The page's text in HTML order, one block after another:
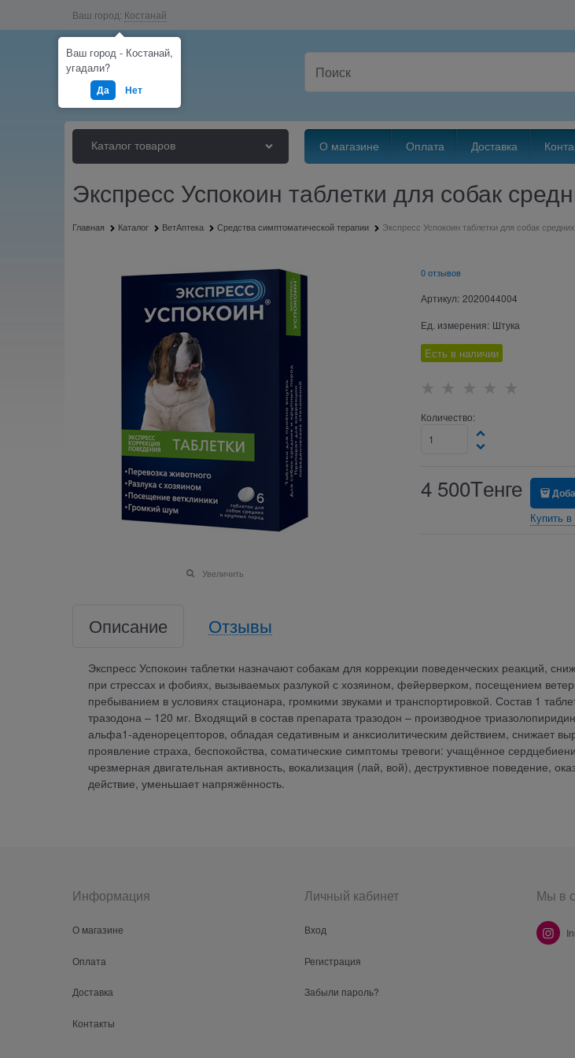
Ваш город: Костанай
Каталог товаров О магазине Оплата Доставка
Экспресс Успокоин таблетки для собак
Главная Каталог ВетАптека Средства симптоматической терапии Экспресс Успокоин таблетки для собак
Увеличить
0 отзывов
Артикул: 2020044004
Ед. измерения: Штука
Есть в наличии
Количество:
4 500Tенге
Купить
Описание Отзывы
Экспресс Успокоин таблетки назначают собакам для коррекции поведенческих реакций,
при стрессах и фобиях, вызываемых разлукой с хозяином, фейерверком, посещением
пребыванием в условиях стационара, громкими звуками и транспортировкой. Состав 1
тразодона – 120 мг. Входящий в состав препарата тразодон – производное
альфа1-аденорецепторов, обладая седативным и анксиолитическим действием, снижает
проявление страха, беспокойства, соматические симптомы тревоги: учащённое
чрезмерная двигательная активность, вокализация (лай, вой), деструктивное поведение,
действие, уменьшает напряжённость.
Информация
О магазине
Оплата
Доставка
Контакты
Личный кабинет
Вход
Регистрация
Забыли пароль?
Мы в
Ваш город - Костанай,
угадали?
Да Нет